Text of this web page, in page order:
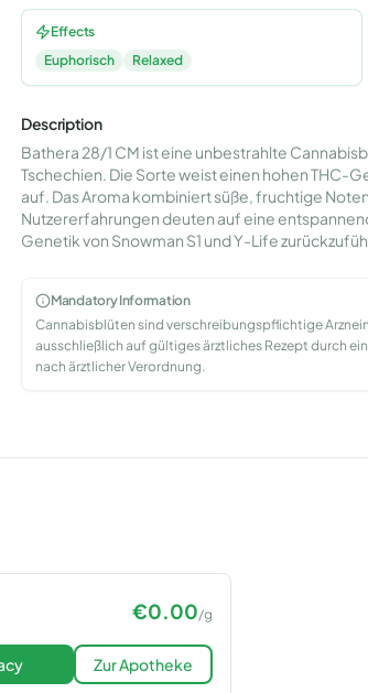
Effects
Euphorisch
Relaxed
Description
Bathera 28/1 CM ist eine unbestrahlte
Tschechien. Die Sorte weist einen hohen THC-
auf. Das Aroma kombiniert süße, fruchtige
Nutzererfahrungen deuten auf eine
Genetik von Snowman S1 und Y-Life
Mandatory Information
Cannabisblüten sind verschreibungspflichtige
ausschließlich auf gültiges ärztliches Rezept durch
nach ärztlicher Verordnung.
€0.00/g
Zur Apotheke